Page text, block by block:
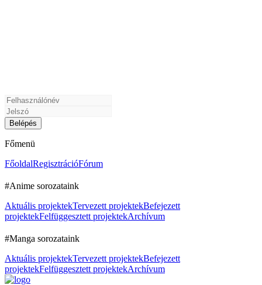
Főmenü
FőoldalRegisztrációFórum
#Anime sorozataink
Aktuális projektekTervezett projektekBefejezett
projektekFelfüggesztett projektekArchívum
#Manga sorozataink
Aktuális projektekTervezett projektekBefejezett
projektekFelfüggesztett projektekArchívum